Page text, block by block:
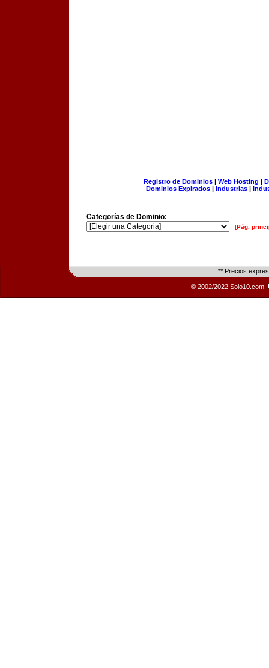
Registro de Dominios| Web Hosting |
Dominios Expirados | Industrias |
Categorías de Dominio:
[Pág.
** Precios
© 2002/2022 Solo10.com